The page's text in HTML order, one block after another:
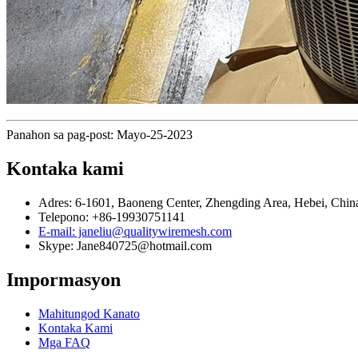
Panahon sa pag-post: Mayo-25-2023
Kontaka kami
Adres: 6-1601, Baoneng Center, Zhengding Area, Hebei,
Telepono: +86-19930751141
E-mail: janeliu@qualitywiremesh.com
Skype: Jane840725@hotmail.com
Impormasyon
Mahitungod Kanato
Kontaka Kami
Mga FAQ